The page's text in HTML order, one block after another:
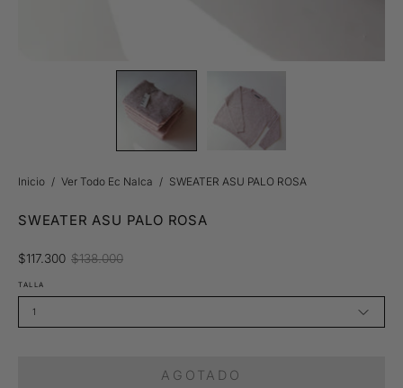
Inicio / Ver Todo Ec Nalca / SWEATER ASU PALO ROSA
SWEATER ASU PALO ROSA
$117.300 $138.000
TALLA
1
AGOTADO